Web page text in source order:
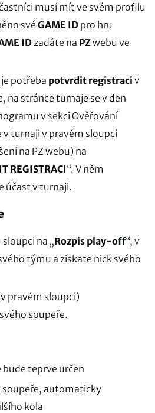
musí mít ve svém profilu
své GAME ID pro hru
IDzadáte na PZwebu ve
potřeba potvrdit registraci v
na stránce turnaje se v den
v sekci Ověřování
turnaji v pravém sloupci
na PZ webu) na
REGISTRACI“. V něm
účast v turnaji.
na „Rozpis play-off“, v
týmu a získate nick svého
pravém sloupci)
svého soupeře.
bude teprve určen
automaticky
kola